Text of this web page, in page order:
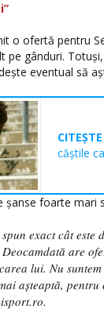
o ofertă pentru
gânduri.
eventual să
căștile
foarte mari
exact cât este
are
lui. Nu
așteaptă,